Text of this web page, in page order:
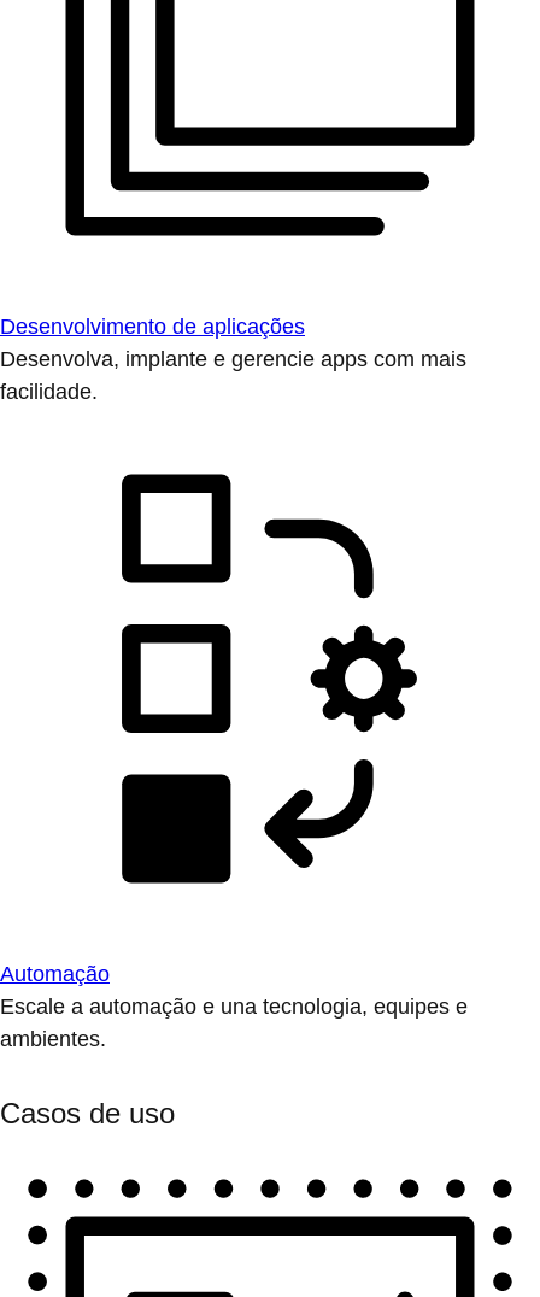
Desenvolvimento de aplicações
Desenvolva, implante e gerencie apps com mais
facilidade.
Automação
Escale a automação e una tecnologia, equipes e
ambientes.
Casos de uso